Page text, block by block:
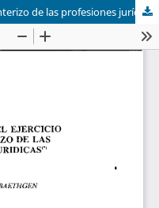
de las profesiones jurídicas